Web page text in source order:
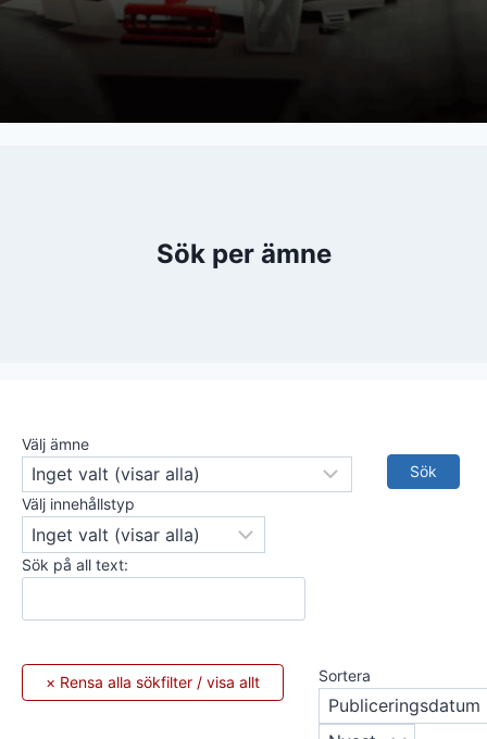
Sök per ämne
Välj ämne
Välj innehållstyp
Sök på all text:
Sortera